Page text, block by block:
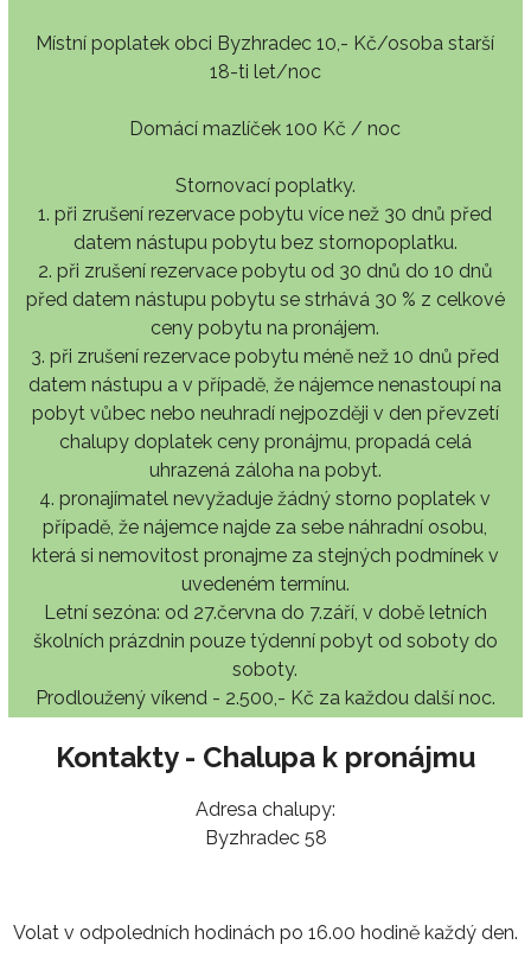
Místní poplatek obci Byzhradec 10,- Kč/osoba starší
18-ti let/noc
Domácí mazlíček 100 Kč / noc
Stornovací poplatky.
1. při zrušení rezervace pobytu více než 30 dnů před
datem nástupu pobytu bez stornopoplatku.
2. při zrušení rezervace pobytu od 30 dnů do 10 dnů
před datem nástupu pobytu se strhává 30 % z celkové
ceny pobytu na pronájem.
3. při zrušení rezervace pobytu méně než 10 dnů před
datem nástupu a v případě, že nájemce nenastoupí na
pobyt vůbec nebo neuhradí nejpozději v den převzetí
chalupy doplatek ceny pronájmu, propadá celá
uhrazená záloha na pobyt.
4. pronajímatel nevyžaduje žádný storno poplatek v
případě, že nájemce najde za sebe náhradní osobu,
která si nemovitost pronajme za stejných podmínek v
uvedeném termínu.
Letní sezóna: od 27.června do 7.září, v době letních
školních prázdnin pouze týdenní pobyt od soboty do
soboty.
Prodloužený víkend - 2.500,- Kč za každou další noc.
Kontakty - Chalupa k pronájmu
Adresa chalupy:
Byzhradec 58
Volat v odpoledních hodinách po 16.00 hodině každý den.